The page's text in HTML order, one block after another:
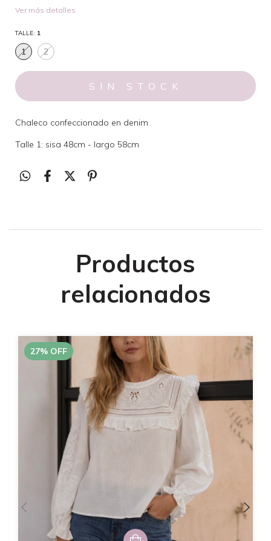
Ver más detalles
TALLE: 1
1 2
Chaleco confeccionado en denim
Talle 1: sisa 48cm - largo 58cm
Productos
relacionados
27% OFF